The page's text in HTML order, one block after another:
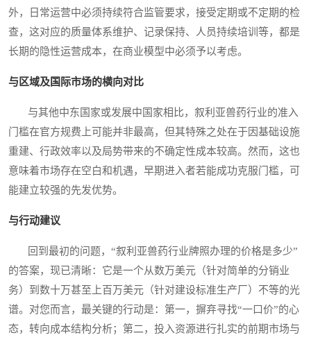
外，日常运营中必须持续符合监管要求，接受定期或不定期的检
查，这对应的质量体系维护、记录保持、人员持续培训等，都是
长期的隐性运营成本，在商业模型中必须予以考虑。
与区域及国际市场的横向对比
与其他中东国家或发展中国家相比，叙利亚兽药行业的准入
门槛在官方规费上可能并非最高，但其特殊之处在于因基础设施
重建、行政效率以及局势带来的不确定性成本较高。然而，这也
意味着市场存在空白和机遇，早期进入者若能成功克服门槛，可
能建立较强的先发优势。
与行动建议
回到最初的问题，“叙利亚兽药行业牌照办理的价格是多少”
的答案，现已清晰：它是一个从数万美元（针对简单的分销业
务）到数十万甚至上百万美元（针对建设标准生产厂）不等的光
谱。对您而言，最关键的行动是：第一，摒弃寻找“一口价”的心
态，转向成本结构分析；第二，投入资源进行扎实的前期市场与